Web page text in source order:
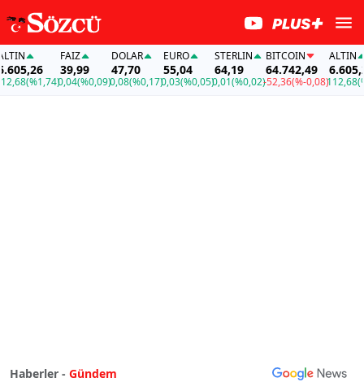
(%1,74)
FAİZ
39,99
0,04(%0,09)
DOLAR
47,70
0,08(%0,17)
EURO
55,04
0,03(%0,05)
STERLIN
64,19
0,01(%0,02)
BITCOIN
64.742,49
-52,36(%-0,08)
ALTIN
6.605,26
112,68
Haberler - Gündem